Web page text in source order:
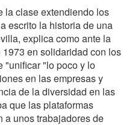
la clase extendiendo los
escrito la historia de una
explica como ante la
en solidaridad con los
"unificar "lo poco y lo
en las empresas y
de la diversidad en las
que las plataformas
a unos trabajadores de